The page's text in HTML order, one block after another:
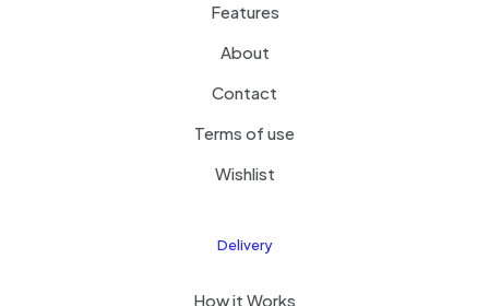
Features
About
Contact
Terms of use
Wishlist
Delivery
How it Works